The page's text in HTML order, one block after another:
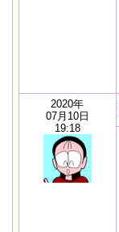
2020年
07月10日
19:18